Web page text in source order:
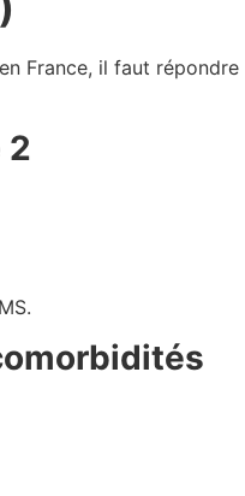
France, il faut répondre
2